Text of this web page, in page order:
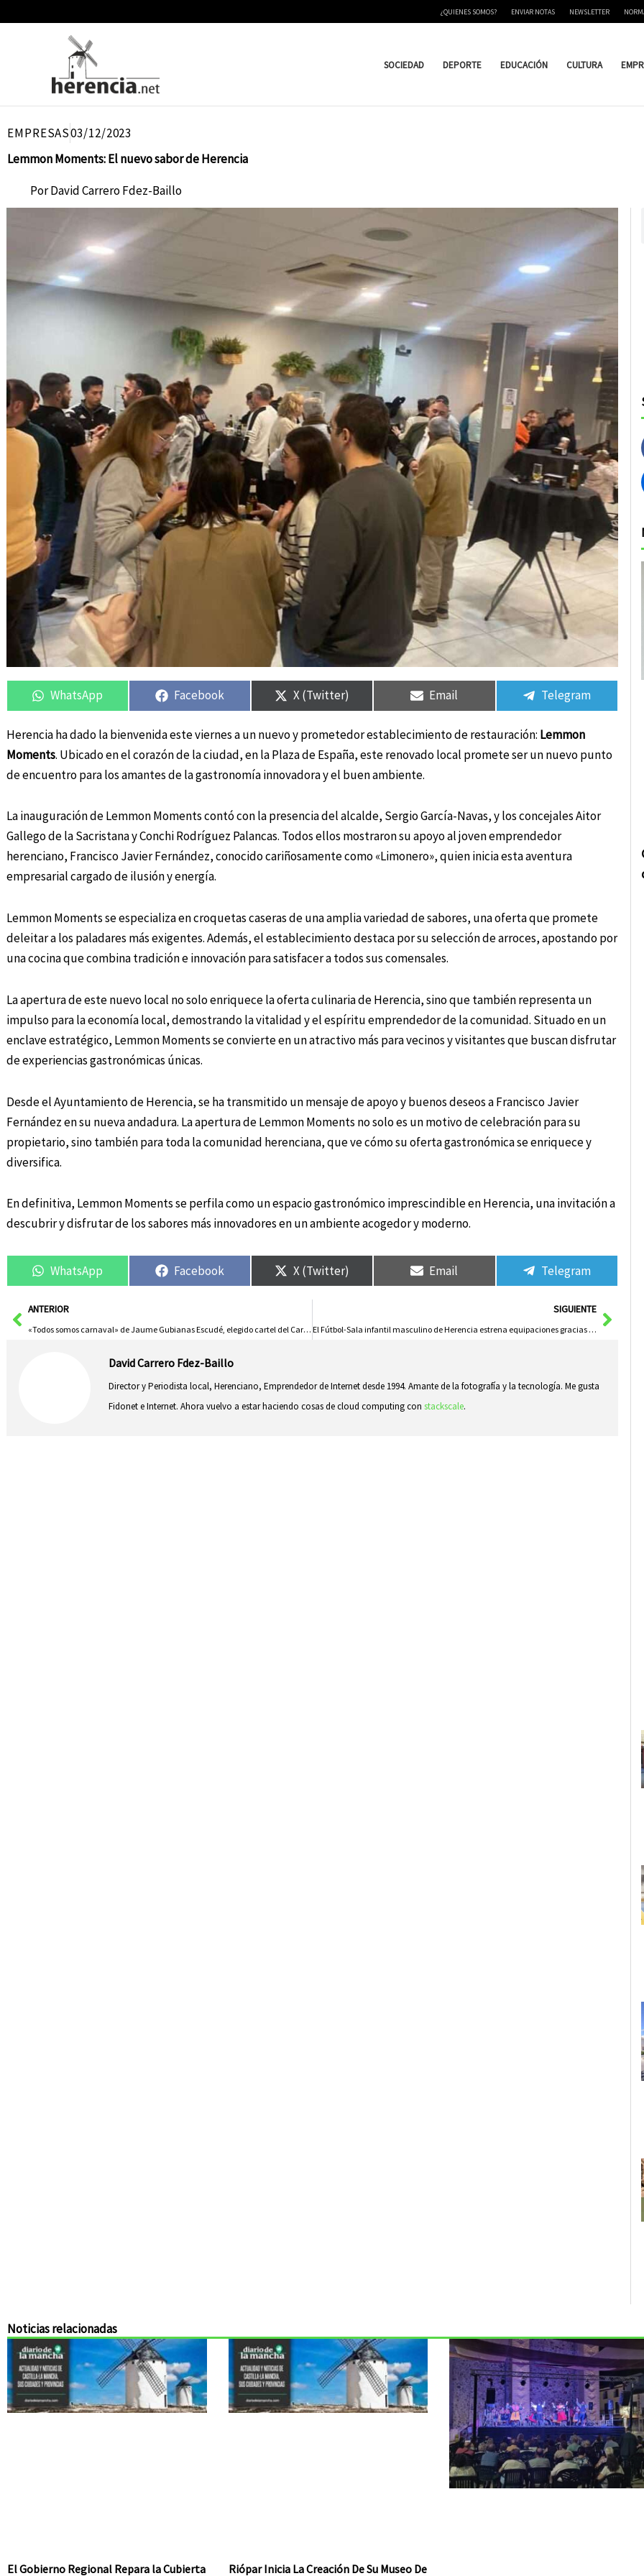
¿QUIENES SOMOS? ENVIAR NOTAS NEWSLETTER
SOCIEDAD DEPORTE EDUCACIÓN CULTURA
EMPRESAS03/12/2023
Lemmon Moments: El nuevo sabor de Herencia
PorDavid Carrero Fdez-Baillo
Compartir
en
WhatsApp
Compartir
en
Facebook
Compartir
en
X (Twitter)
Compartir
en
Email
Compartir
en
Telegram
Herencia ha dado la bienvenida este viernes a un nuevo y prometedor establecimiento de restauración: Lemmon
Moments. Ubicado en el corazón de la ciudad, en la Plaza de España, este renovado local promete ser un nuevo punto
de encuentro para los amantes de la gastronomía innovadora y el buen ambiente.
La inauguración de Lemmon Moments contó con la presencia del alcalde, Sergio García-Navas, y los concejales Aitor
Gallego de la Sacristana y Conchi Rodríguez Palancas. Todos ellos mostraron su apoyo al joven emprendedor
herenciano, Francisco Javier Fernández, conocido cariñosamente como «Limonero», quien inicia esta aventura
empresarial cargado de ilusión y energía.
Lemmon Moments se especializa en croquetas caseras de una amplia variedad de sabores, una oferta que promete
deleitar a los paladares más exigentes. Además, el establecimiento destaca por su selección de arroces, apostando por
una cocina que combina tradición e innovación para satisfacer a todos sus comensales.
La apertura de este nuevo local no solo enriquece la oferta culinaria de Herencia, sino que también representa un
impulso para la economía local, demostrando la vitalidad y el espíritu emprendedor de la comunidad. Situado en un
enclave estratégico, Lemmon Moments se convierte en un atractivo más para vecinos y visitantes que buscan disfrutar
de experiencias gastronómicas únicas.
Desde el Ayuntamiento de Herencia, se ha transmitido un mensaje de apoyo y buenos deseos a Francisco Javier
Fernández en su nueva andadura. La apertura de Lemmon Moments no solo es un motivo de celebración para su
propietario, sino también para toda la comunidad herenciana, que ve cómo su oferta gastronómica se enriquece y
diversifica.
En definitiva, Lemmon Moments se perfila como un espacio gastronómico imprescindible en Herencia, una invitación a
descubrir y disfrutar de los sabores más innovadores en un ambiente acogedor y moderno.
Compartir
en
WhatsApp
Compartir
en
Facebook
Compartir
en
X (Twitter)
Compartir
en
Email
Compartir
en
Telegram
AntANTERIOR
«Todos somos carnaval» de Jaume Gubianas Escudé, elegido cartel del Carnaval de Herencia 2024
SIGUIENTE
El Fútbol-Sala infantil masculino de Herencia estrena equipaciones gracias al apoyo local
David Carrero Fdez-Baillo
Director y Periodista local, Herenciano, Emprendedor de Internet desde 1994. Amante de la fotografía y la tecnología. Me gusta
Fidonet e Internet. Ahora vuelvo a estar haciendo cosas de cloud computing con stackscale.
Noticias relacionadas
El Gobierno Regional Repara la Cubierta Riópar Inicia La Creación De Su Museo De